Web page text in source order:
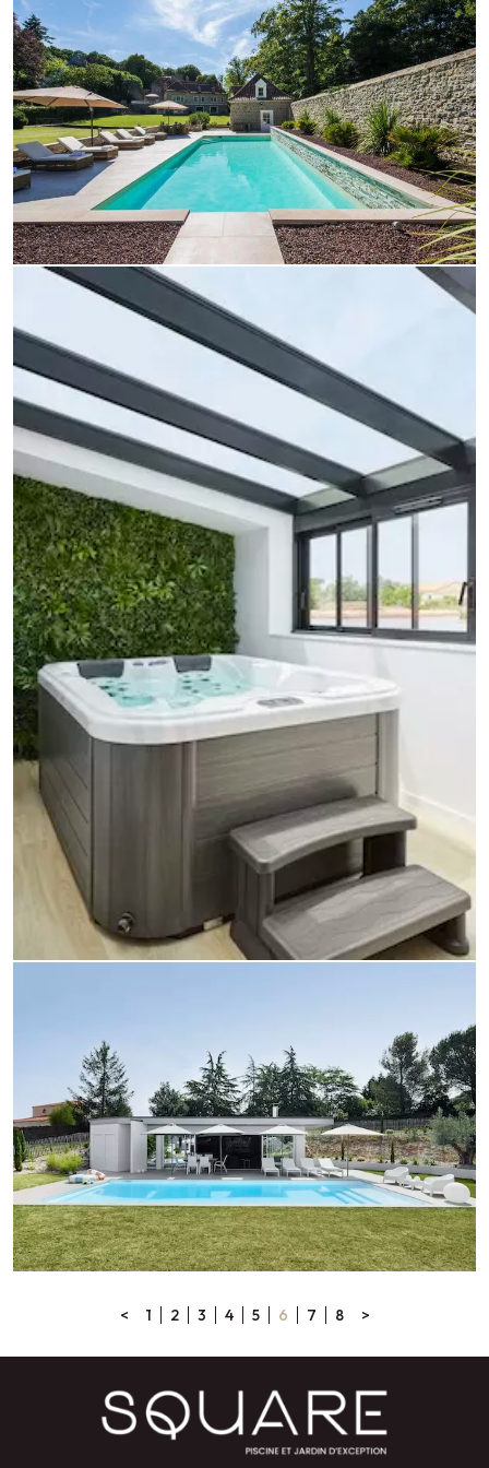
< 1 2 3 4 5 6 7 8 >